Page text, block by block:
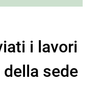
i lavori
sede